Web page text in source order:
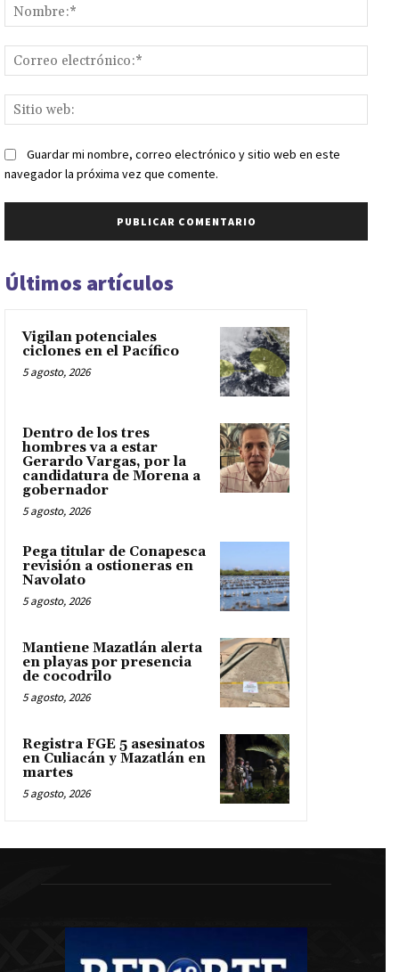
web:
Guardar mi nombre, correo electrónico y sitio web en este
navegador la próxima vez que comente.
Últimos artículos
Vigilan potenciales
ciclones en el Pacífico
5 agosto, 2026
Dentro de los tres
hombres va a estar
Gerardo Vargas, por la
candidatura de Morena a
gobernador
5 agosto, 2026
Pega titular de Conapesca
revisión a ostioneras en
Navolato
5 agosto, 2026
Mantiene Mazatlán alerta
en playas por presencia
de cocodrilo
5 agosto, 2026
Registra FGE 5 asesinatos
en Culiacán y Mazatlán en
martes
5 agosto, 2026